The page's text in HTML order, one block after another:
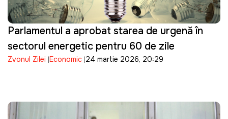
Parlamentul a aprobat starea de urgență în
sectorul energetic pentru 60 de zile
Zvonul Zilei Economic 24 martie 2026, 20:29